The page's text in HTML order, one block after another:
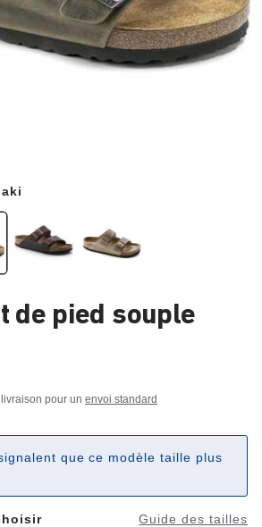
de pied souple
livraison pour un envoi standard
que ce modèle taille plus
Guide des tailles